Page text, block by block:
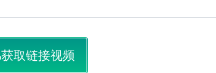
获取链接视频